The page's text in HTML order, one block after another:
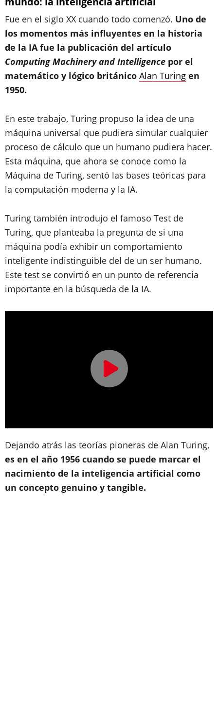
Fue en el siglo XX cuando todo comenzó. Uno de
los momentos más influyentes en la historia
de la IA fue la publicación del artículo
Computing Machinery and Intelligence por el
matemático y lógico británico Alan Turing en
1950.
En este trabajo, Turing propuso la idea de una
máquina universal que pudiera simular cualquier
proceso de cálculo que un humano pudiera hacer.
Esta máquina, que ahora se conoce como la
Máquina de Turing, sentó las bases teóricas para
la computación moderna y la IA.
Turing también introdujo el famoso Test de
Turing, que planteaba la pregunta de si una
máquina podía exhibir un comportamiento
inteligente indistinguible del de un ser humano.
Este test se convirtió en un punto de referencia
importante en la búsqueda de la IA.
Dejando atrás las teorías pioneras de Alan Turing,
es en el año 1956 cuando se puede marcar el
nacimiento de la inteligencia artificial como
un concepto genuino y tangible.